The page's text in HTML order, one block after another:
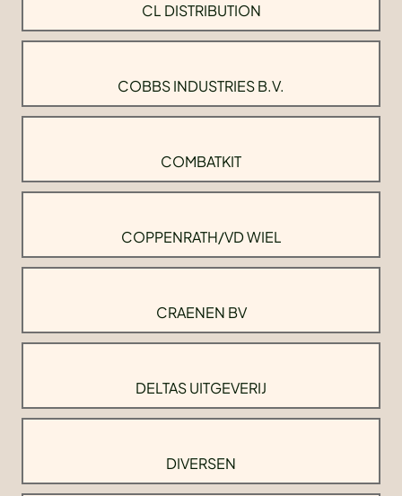
CL DISTRIBUTION
COBBS INDUSTRIES B.V.
COMBATKIT
COPPENRATH/VD WIEL
CRAENEN BV
DELTAS UITGEVERIJ
DIVERSEN